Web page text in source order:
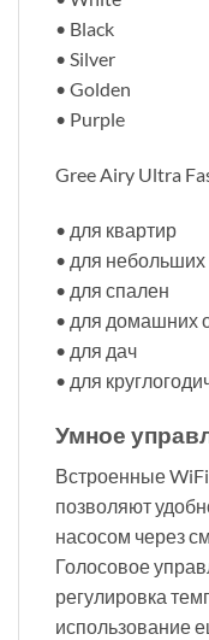
• Black
• Silver
• Golden
• Purple
Gree Airy Ultra
• для квартир
• для
• для спален
• для домашних
• для дач
• для
Умное
Встроенные
позволяют
насосом через
Голосовое
регулировка
использование